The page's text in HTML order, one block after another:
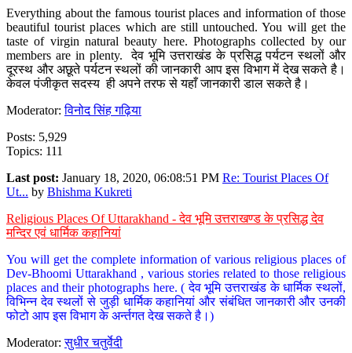
Everything about the famous tourist places and information of those
beautiful tourist places which are still untouched. You will get the
taste of virgin natural beauty here. Photographs collected by our
members are in plenty. देव भूमि उत्तराखंड के प्रसिद्ध पर्यटन स्थलों और
दूरस्थ और अछूते पर्यटन स्थलों की जानकारी आप इस विभाग में देख सकते है।
केवल पंजीकृत सदस्य ही अपने तरफ से यहाँ जानकारी डाल सकते है।
Moderator:विनोद सिंह गढ़िया
Posts: 5,929
Topics: 111
Last post: January 18, 2020, 06:08:51 PM Re: Tourist Places Of
Ut... by Bhishma Kukreti
Religious Places Of Uttarakhand - देव भूमि उत्तराखण्ड के प्रसिद्ध देव
मन्दिर एवं धार्मिक कहानियां
You will get the complete information of various religious places of
Dev-Bhoomi Uttarakhand , various stories related to those religious
places and their photographs here. ( देव भूमि उत्तराखंड के धार्मिक स्थलों,
विभिन्न देव स्थलों से जुड़ी धार्मिक कहानियां और संबंधित जानकारी और उनकी
फोटो आप इस विभाग के अर्न्तगत देख सकते है।)
Moderator:सुधीर चतुर्वेदी